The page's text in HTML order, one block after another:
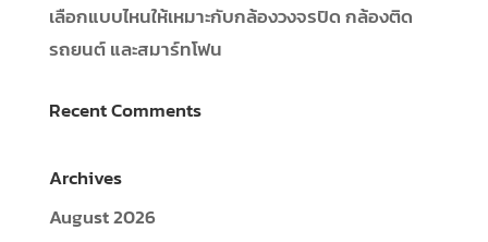
เลือกแบบไหนให้เหมาะกับกล้องวงจรปิด กล้องติด
รถยนต์ และสมาร์ทโฟน
Recent Comments
Archives
August 2026